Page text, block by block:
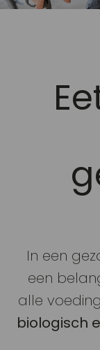
In een
een
alle voeding
biologisch